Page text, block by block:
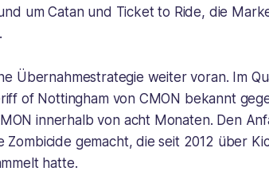
um Catan und Ticket to Ride, die
Übernahmestrategie weiter voran. Im
of Nottingham von CMON bekannt
innerhalb von acht Monaten. Den
gemacht, die seit 2012 über
hatte.